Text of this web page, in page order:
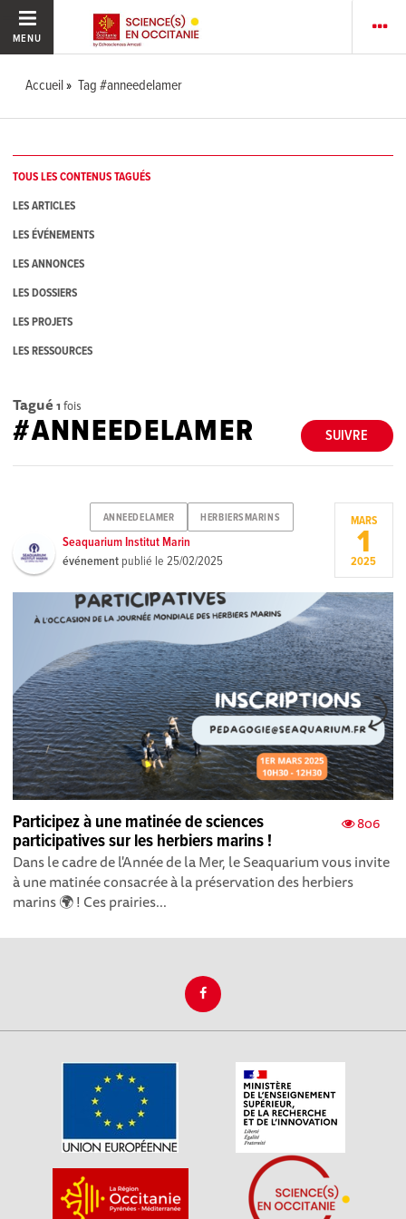
MENU
Accueil Tag #anneedelamer
TOUS LES CONTENUS TAGUÉS
LES ARTICLES
LES ÉVÉNEMENTS
LES ANNONCES
LES DOSSIERS
LES PROJETS
LES RESSOURCES
Tagué 1 fois
SUIVRE
#ANNEEDELAMER
ANNEEDELAMER HERBIERSMARINS
Seaquarium Institut Marin
événement publié le25/02/2025
MARS
1
2025
806
Participez à une matinée de sciences
participatives sur les herbiers marins !
Dans le cadre de l'Année de la Mer, le Seaquarium vous invite
à une matinée consacrée à la préservation des herbiers
marins 🌍 ! Ces prairies...